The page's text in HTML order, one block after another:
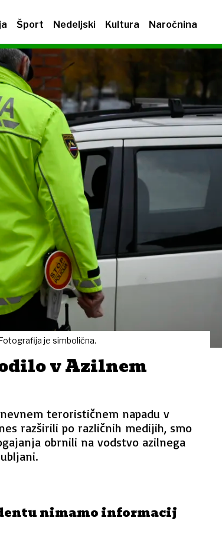
Šport Nedeljski Kultura Naročnina
je simbolična.
v Azilnem
terorističnem napadu v
razširili po različnih medijih, smo
obrnili na vodstvo azilnega
nimamo informacij